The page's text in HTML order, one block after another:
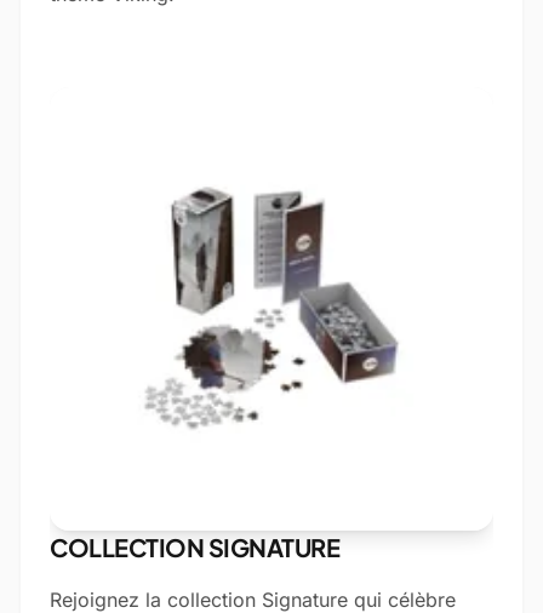
COLLECTION SIGNATURE
Rejoignez la collection Signature qui célèbre